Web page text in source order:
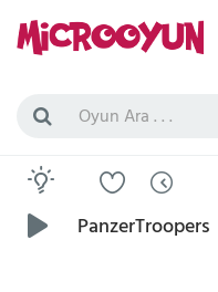
PanzerTroopers